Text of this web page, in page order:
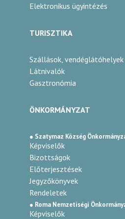
Elektronikus ügyintézés
TURISZTIKA
Szállások, vendéglátóhelyek
Látnivalók
Gasztronómia
ÖNKORMÁNYZAT
● Szatymaz Község
Képviselők
Bizottságok
Előterjesztések
Jegyzőkönyvek
Rendeletek
● Roma Nemzetiségi
Képviselők